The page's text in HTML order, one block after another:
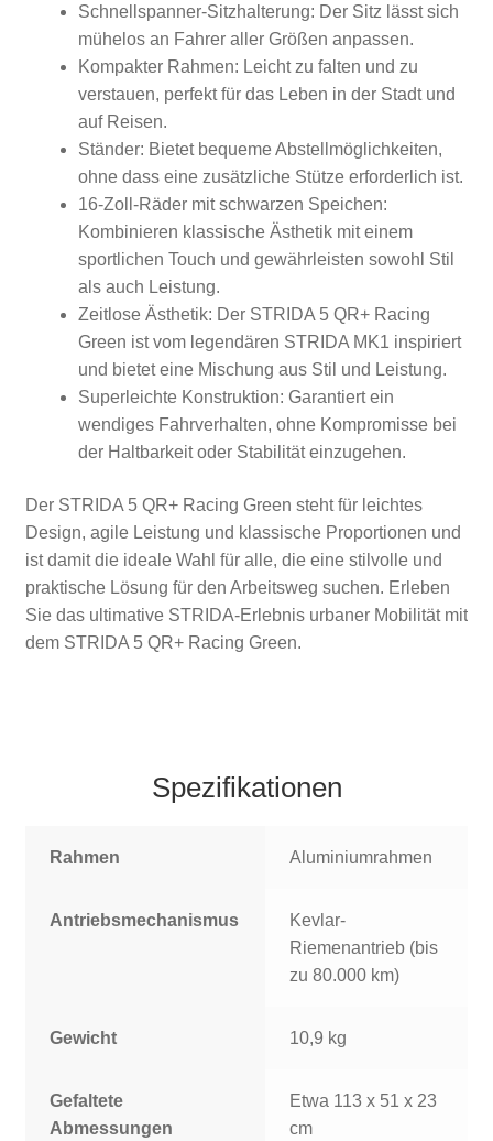
Schnellspanner-Sitzhalterung: Der Sitz lässt sich
mühelos an Fahrer aller Größen anpassen.
Kompakter Rahmen: Leicht zu falten und zu
verstauen, perfekt für das Leben in der Stadt und
auf Reisen.
Ständer: Bietet bequeme Abstellmöglichkeiten,
ohne dass eine zusätzliche Stütze erforderlich ist.
16-Zoll-Räder mit schwarzen Speichen:
Kombinieren klassische Ästhetik mit einem
sportlichen Touch und gewährleisten sowohl Stil
als auch Leistung.
Zeitlose Ästhetik: Der STRIDA 5 QR+ Racing
Green ist vom legendären STRIDA MK1 inspiriert
und bietet eine Mischung aus Stil und Leistung.
Superleichte Konstruktion: Garantiert ein
wendiges Fahrverhalten, ohne Kompromisse bei
der Haltbarkeit oder Stabilität einzugehen.
Der STRIDA 5 QR+ Racing Green steht für leichtes
Design, agile Leistung und klassische Proportionen und
ist damit die ideale Wahl für alle, die eine stilvolle und
praktische Lösung für den Arbeitsweg suchen. Erleben
Sie das ultimative STRIDA-Erlebnis urbaner Mobilität mit
dem STRIDA 5 QR+ Racing Green.
Spezifikationen
Rahmen Aluminiumrahmen
Antriebsmechanismus
Kevlar-
Riemenantrieb (bis
zu 80.000 km)
Gewicht 10,9 kg
Gefaltete
Abmessungen
Etwa 113 x 51 x 23
cm